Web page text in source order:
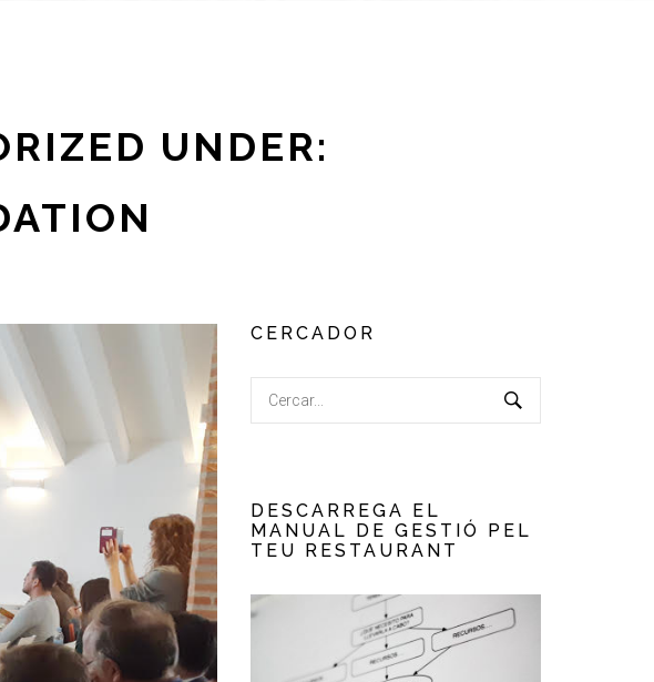
UNDER:
CERCADOR
DESCARREGA EL
MANUAL DE GESTIÓ PEL
TEU RESTAURANT